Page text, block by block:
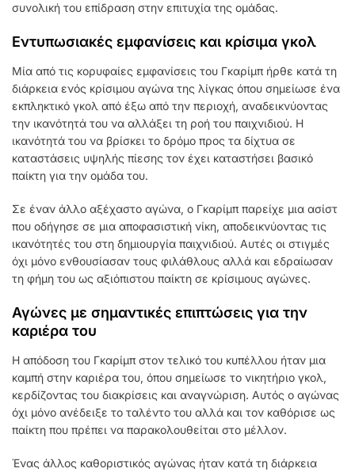
συνολική του επίδραση στην επιτυχία της ομάδας.
Εντυπωσιακές εμφανίσεις και κρίσιμα γκολ
Μία από τις κορυφαίες εμφανίσεις του Γκαρίμπ ήρθε κατά τη
διάρκεια ενός κρίσιμου αγώνα της λίγκας όπου σημείωσε ένα
εκπληκτικό γκολ από έξω από την περιοχή, αναδεικνύοντας
την ικανότητά του να αλλάξει τη ροή του παιχνιδιού. Η
ικανότητά του να βρίσκει το δρόμο προς τα δίχτυα σε
καταστάσεις υψηλής πίεσης τον έχει καταστήσει βασικό
παίκτη για την ομάδα του.
Σε έναν άλλο αξέχαστο αγώνα, ο Γκαρίμπ παρείχε μια ασίστ
που οδήγησε σε μια αποφασιστική νίκη, αποδεικνύοντας τις
ικανότητές του στη δημιουργία παιχνιδιού. Αυτές οι στιγμές
όχι μόνο ενθουσίασαν τους φιλάθλους αλλά και εδραίωσαν
τη φήμη του ως αξιόπιστου παίκτη σε κρίσιμους αγώνες.
Αγώνες με σημαντικές επιπτώσεις για την
καριέρα του
Η απόδοση του Γκαρίμπ στον τελικό του κυπέλλου ήταν μια
καμπή στην καριέρα του, όπου σημείωσε το νικητήριο γκολ,
κερδίζοντας του διακρίσεις και αναγνώριση. Αυτός ο αγώνας
όχι μόνο ανέδειξε το ταλέντο του αλλά και τον καθόρισε ως
παίκτη που πρέπει να παρακολουθείται στο μέλλον.
Ένας άλλος καθοριστικός αγώνας ήταν κατά τη διάρκεια